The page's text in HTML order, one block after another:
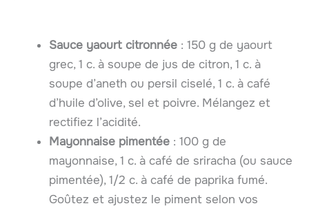
Sauce yaourt citronnée : 150 g de yaourt
grec, 1 c. à soupe de jus de citron, 1 c. à
soupe d’aneth ou persil ciselé, 1 c. à café
d’huile d’olive, sel et poivre. Mélangez et
rectifiez l’acidité.
Mayonnaise pimentée : 100 g de
mayonnaise, 1 c. à café de sriracha (ou sauce
pimentée), 1/2 c. à café de paprika fumé.
Goûtez et ajustez le piment selon vos